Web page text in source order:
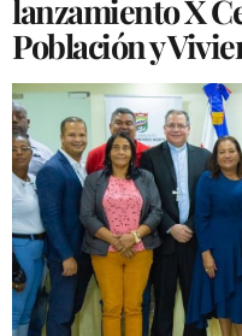
lanzamiento X
Población y